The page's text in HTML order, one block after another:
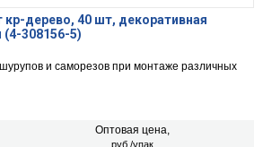
дерево, 40 шт, декоративная
(4-308156-5)
и саморезов при монтаже различных
Оптовая цена,
руб./упак